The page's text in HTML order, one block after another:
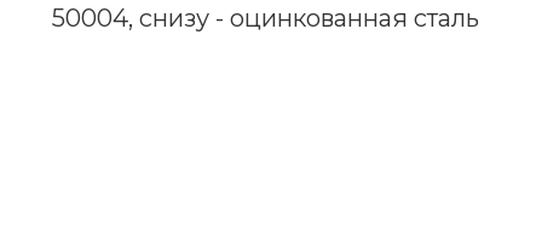
Панель фальшпола Perfaten Solid, толщина - 30 мм,
50004, снизу - оцинкованная сталь